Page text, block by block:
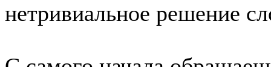
нетривиальное решение